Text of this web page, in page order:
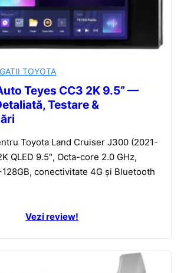
TOYOTA
Teyes CC3 2K 9.5” —
Testare &
Toyota Land Cruiser J300 (2021-
QLED 9.5″, Octa-core 2.0 GHz,
conectivitate 4G și Bluetooth
Vezi review!